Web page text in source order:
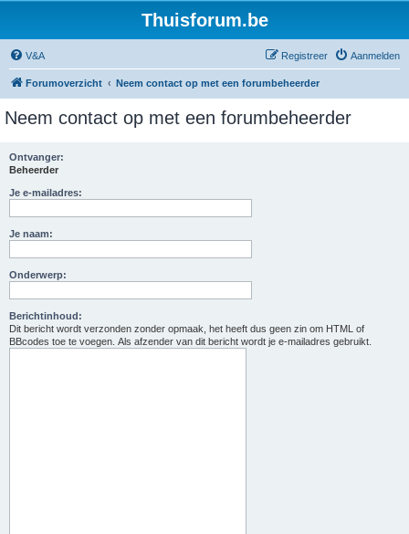
Thuisforum.be
V&A Aanmelden
Registreer
Forumoverzicht Neem contact op met een forumbeheerder
Neem contact op met een forumbeheerder
Ontvanger:
Beheerder
Je e-mailadres:
Je naam:
Onderwerp:
Berichtinhoud:
Dit bericht wordt verzonden zonder opmaak, het heeft dus geen zin om HTML of
BBcodes toe te voegen. Als afzender van dit bericht wordt je e-mailadres gebruikt.